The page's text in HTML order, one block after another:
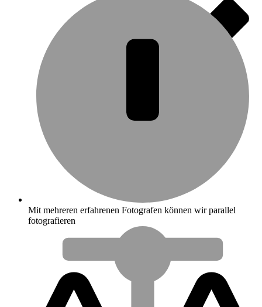
Mit mehreren erfahrenen Fotografen können wir parallel
fotografieren